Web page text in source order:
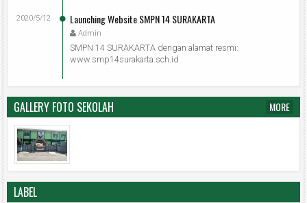
Launching Website SMPN 14 SURAKARTA
Admin
2020/5/12
SMPN 14 SURAKARTA dengan alamat resmi:
www.smp14surakarta.sch.id
GALLERY FOTO SEKOLAH MORE
LABEL